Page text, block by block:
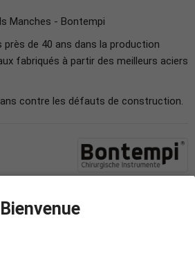
Manches - Bontempi
près de 40 ans dans la production
fabriqués à partir des meilleurs aciers
contre les défauts de construction.
le jour ouvré suivant.
Bienvenue